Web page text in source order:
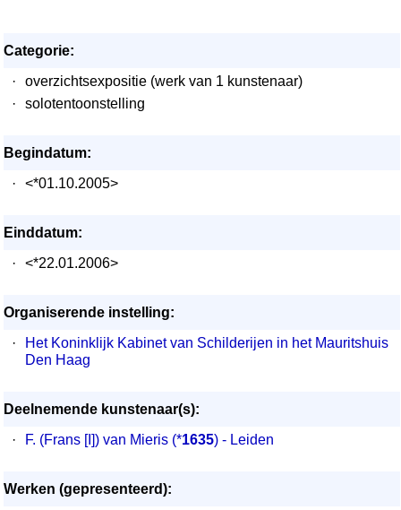
Categorie:
·
overzichtsexpositie (werk van 1 kunstenaar)
·
solotentoonstelling
Begindatum:
·
<*01.10.2005>
Einddatum:
·
<*22.01.2006>
Organiserende instelling:
·
Het Koninklijk Kabinet van Schilderijen in het Mauritshuis
Den Haag
Deelnemende kunstenaar(s):
·
F. (Frans [I]) van Mieris (*1635) - Leiden
Werken (gepresenteerd):